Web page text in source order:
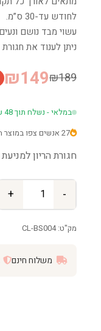
לחודש עד-30 ס”מ.
עשוי מבד נושם
ניתן לענוד את
₪189
₪149
במלאי - נשלח תוך 48 שעות
27 אנשים צפו במוצר הזה היום
חגורת הריון
-
+
מק"ט: CL-BS004
משלוח חינם